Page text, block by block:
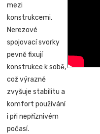
mezi
konstrukcemi.
Nerezové
spojovací svorky
pevně fixují
konstrukce k sobě,
což výrazně
zvyšuje stabilitu a
komfort používání
i při nepříznivém
počasí.